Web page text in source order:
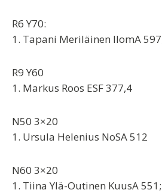
R6 Y70:
1. Tapani Meriläinen IlomA
R9 Y60
1. Markus Roos ESF 377,4
N50 3×20
1. Ursula Helenius NoSA 512
N60 3×20
1. Tiina Ylä-Outinen KuusA